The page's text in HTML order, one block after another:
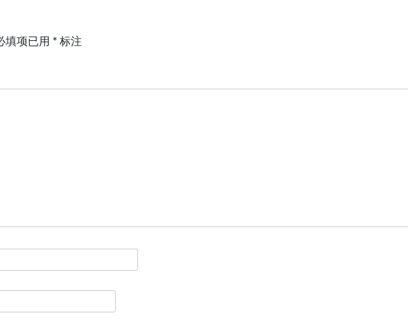
填项已用 * 标注